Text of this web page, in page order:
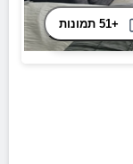
+51 תמונות